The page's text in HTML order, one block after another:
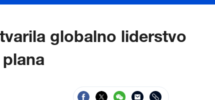
globalno liderstvo